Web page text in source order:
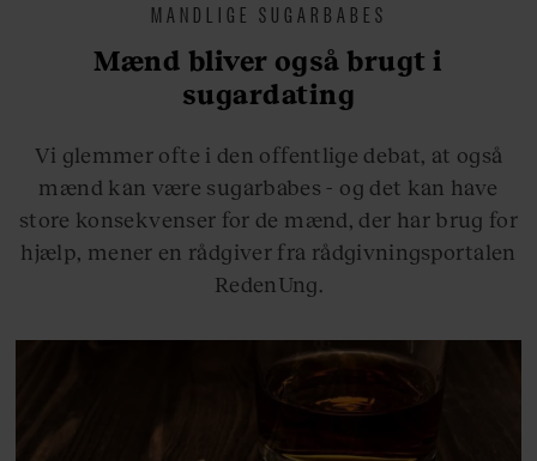
MANDLIGE SUGARBABES
Mænd bliver også brugt i
sugardating
Vi glemmer ofte i den offentlige debat, at også
mænd kan være sugarbabes - og det kan have
store konsekvenser for de mænd, der har brug for
hjælp, mener en rådgiver fra rådgivningsportalen
RedenUng.